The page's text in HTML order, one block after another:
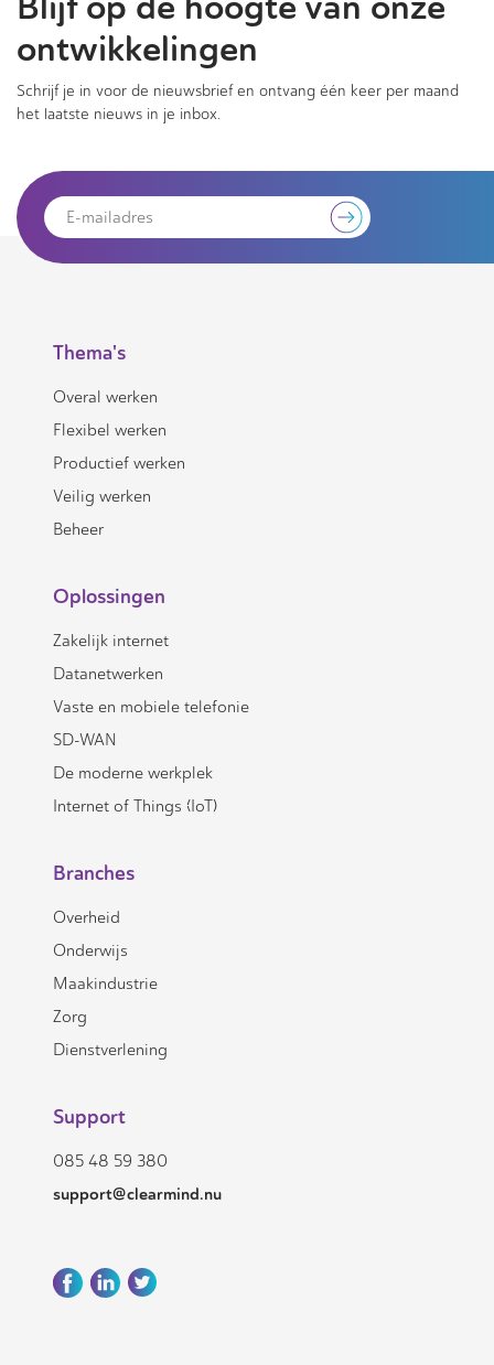
ontwikkelingen
Schrijf je in voor de nieuwsbrief en ontvang één keer per maand
het laatste nieuws in je inbox.
Thema's
Overal werken
Flexibel werken
Productief werken
Veilig werken
Beheer
Oplossingen
Zakelijk internet
Datanetwerken
Vaste en mobiele telefonie
SD-WAN
De moderne werkplek
Internet of Things (IoT)
Branches
Overheid
Onderwijs
Maakindustrie
Zorg
Dienstverlening
Support
085 48 59 380
support@clearmind.nu